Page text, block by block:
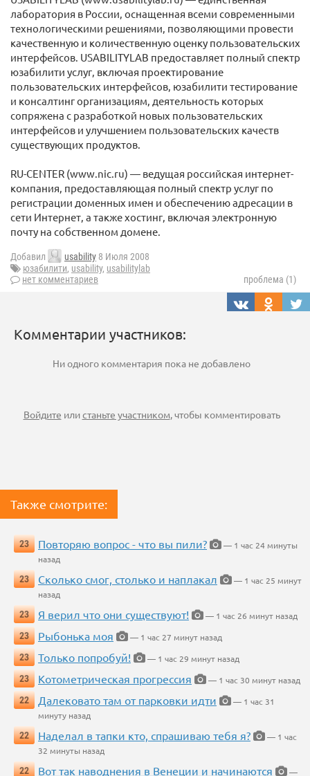
лаборатория в России, оснащенная всеми современными
технологическими решениями, позволяющими провести
качественную и количественную оценку пользовательских
интерфейсов. USABILITYLAB предоставляет полный спектр
юзабилити услуг, включая проектирование
пользовательских интерфейсов, юзабилити тестирование
и консалтинг организациям, деятельность которых
сопряжена с разработкой новых пользовательских
интерфейсов и улучшением пользовательских качеств
существующих продуктов.
RU-CENTER (www.nic.ru) — ведущая российская интернет-
компания, предоставляющая полный спектр услуг по
регистрации доменных имен и обеспечению адресации в
сети Интернет, а также хостинг, включая электронную
почту на собственном домене.
Добавил usability 8 Июля 2008
юзабилити, usability, usabilitylab
нет комментариев
проблема (1)
Комментарии участников:
Ни одного комментария пока не добавлено
Войдите илистаньте участником, чтобы комментировать
Также смотрите:
23 Повторяю вопрос - что вы пили?
— 1 час 24 минуты
назад
23
Сколько смог, столько и наплакал
— 1 час 25 минут
назад
23
Я верил что они существуют!
— 1 час 26 минут назад
23
Рыбонька моя
— 1 час 27 минут назад
23
Только попробуй!
— 1 час 29 минут назад
23
Котометрическая прогрессия
— 1 час 30 минут назад
22
Далековато там от парковки идти
— 1 час 31
минуту назад
22
Наделал в тапки кто, спрашиваю тебя я?
— 1 час
32 минуты назад
22
Вот так наводнения в Венеции и начинаются
—